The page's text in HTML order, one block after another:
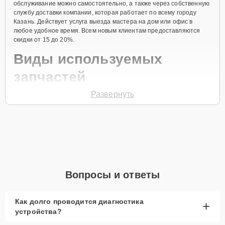
обслуживание можно самостоятельно, а также через собственную
службу доставки компании, которая работает по всему городу
Казань. Действует услуга выезда мастера на дом или офис в
любое удобное время. Всем новым клиентам предоставляются
скидки от 15 до 20%.
Виды используемых
запчастей
Для ремонта морозильной камеры модели HF260WG
активное использование устройства дольше
При наличии планов в скором времени заменить
Развернуть
Вопросы и ответы
Как долго проводится диагностика
устройства?
+